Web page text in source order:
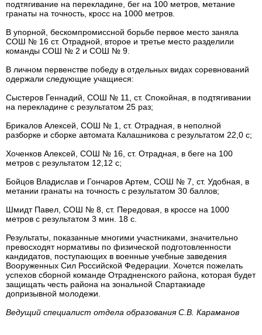
подтягивание на перекладине, бег на 100 метров, метание
гранаты на точность, кросс на 1000 метров.
В упорной, бескомпромиссной борьбе первое место заняла
СОШ № 16 ст. Отрадной, второе и третье место разделили
команды СОШ № 2 и СОШ № 9.
В личном первенстве победу в отдельных видах соревнований
одержали следующие учащиеся:
Сыстеров Геннадий, СОШ № 11, ст. Спокойная, в подтягивании
на перекладине с результатом 25 раз;
Брикалов Алексей, СОШ № 1, ст. Отрадная, в неполной
разборке и сборке автомата Калашникова с результатом 22,0 с;
Хоченков Алексей, СОШ № 16, ст. Отрадная, в беге на 100
метров с результатом 12,12 с;
Бойцов Владислав и Гончаров Артем, СОШ № 7, ст. Удобная, в
метании гранаты на точность с результатом 30 баллов;
Шмидт Павел, СОШ № 8, ст. Передовая, в кроссе на 1000
метров с результатом 3 мин. 18 с.
Результаты, показанные многими участниками, значительно
превосходят нормативы по физической подготовленности
кандидатов, поступающих в военные учебные заведения
Вооруженных Сил Российской Федерации. Хочется пожелать
успехов сборной команде Отрадненского района, которая будет
защищать честь района на зональной Спартакиаде
допризывной молодежи.
Ведущий специалист отдела образования С.В. Караманов